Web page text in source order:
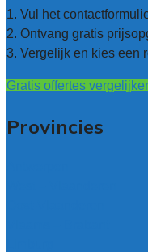
1. Vul het
2. Ontvang gratis
3. Vergelijk en kies een
Gratis offertes
Provincies